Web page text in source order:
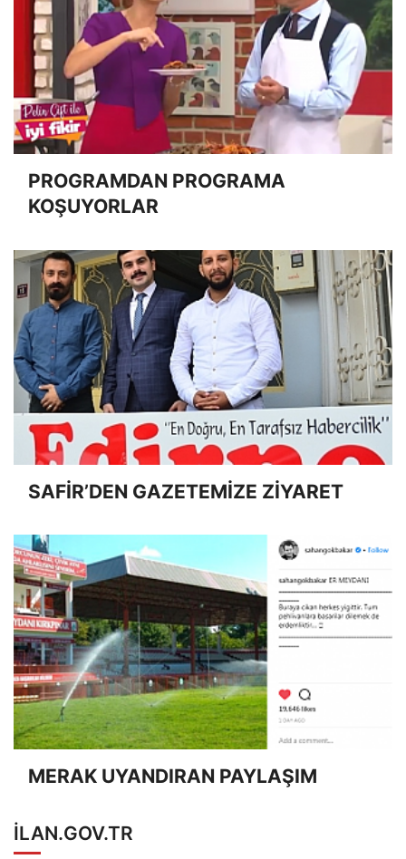
PROGRAMDAN PROGRAMA
KOŞUYORLAR
SAFİR’DEN GAZETEMİZE ZİYARET
MERAK UYANDIRAN PAYLAŞIM
ILAN.GOV.TR